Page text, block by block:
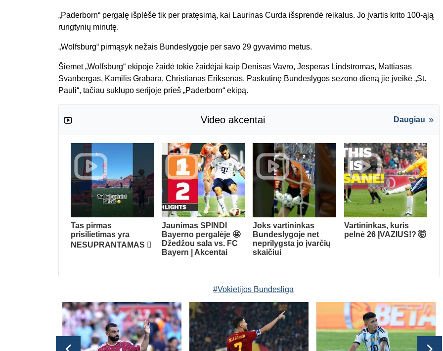
„Paderborn“ pergalę išplėšė tik per pratęsimą, kai Laurinas Curda išsprendė reikalus. Jo įvartis krito 100-ąją
rungtynių minutę.
„Wolfsburg“ pirmąsyk nežais Bundeslygoje per savo 29 gyvavimo metus.
Šiemet „Wolfsburg“ ekipoje žaidė tokie žaidėjai kaip Denisas Vavro, Jesperas Lindstromas, Mattiasas
Svanbergas, Kamilis Grabara, Christianas Eriksenas. Paskutinę Bundeslygos sezono dieną jie įveikė „St.
Pauli“, tačiau suklupo serijoje prieš „Paderborn“ ekipą.
Video akcentai Daugiau
Tas pirmas
prisilietimas yra
NESUPRANTAMAS 🫪
Jaunimas SPINDI
Bayerno pergalėje 🤩
Džedžou sala vs. FC
Bayern | Akcentai
Joks vartininkas
Bundeslygoje net
neprilygsta jo įvarčių
skaičiui
Vartininkas, kuris
pelnė 26 ĮVAZIUS!? 🤯
#Vokietijos Bundesliga